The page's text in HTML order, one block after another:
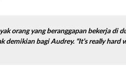
orang yang beranggapan bekerja di
demikian bagi Audrey. “It’s really hard